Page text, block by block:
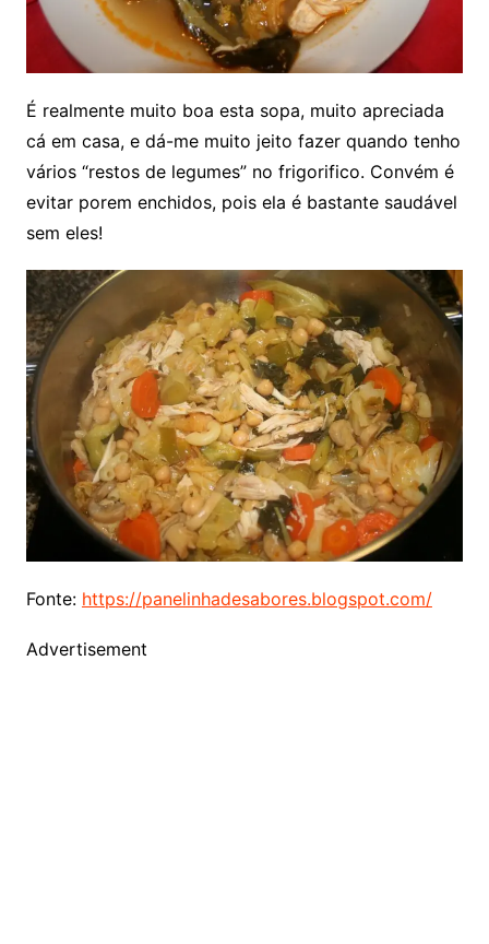
É realmente muito boa esta sopa, muito apreciada
cá em casa, e dá-me muito jeito fazer quando tenho
vários “restos de legumes” no frigorifico. Convém é
evitar porem enchidos, pois ela é bastante saudável
sem eles!
Fonte: https://panelinhadesabores.blogspot.com/
Advertisement